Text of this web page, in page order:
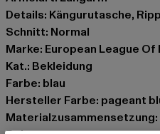
Details: Kängurutasche,
Schnitt: Normal
Marke: European League Of
Kat.: Bekleidung
Farbe: blau
Hersteller Farbe: pageant
Materialzusammensetzung: